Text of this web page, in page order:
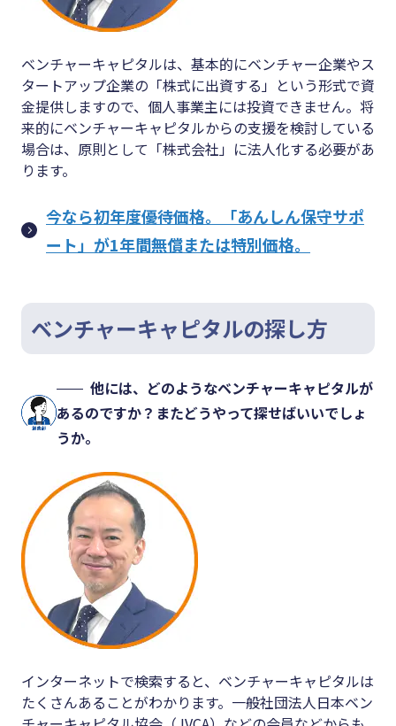
ベンチャーキャピタルは、基本的にベンチャー企業やス
タートアップ企業の「株式に出資する」という形式で資
金提供しますので、個人事業主には投資できません。将
来的にベンチャーキャピタルからの支援を検討している
場合は、原則として「株式会社」に法人化する必要があ
ります。
今なら初年度優待価格。「あんしん保守サポ
ート」が1年間無償または特別価格。
ベンチャーキャピタルの探し方
他には、どのようなベンチャーキャピタルが
あるのですか？またどうやって探せばいいでしょ
うか。
インターネットで検索すると、ベンチャーキャピタルは
たくさんあることがわかります。一般社団法人日本ベン